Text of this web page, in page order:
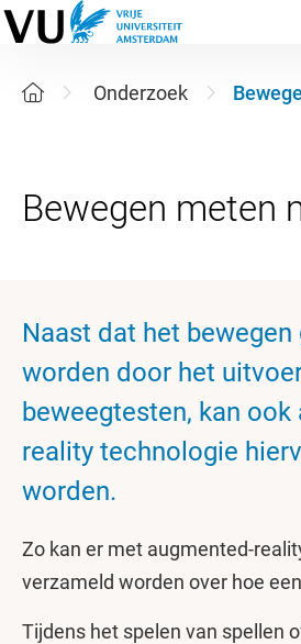
Onderzoek
Naast dat het bewegen
worden door het
beweegtesten, kan
reality technologie
worden.
Zo kan er met augmented-
verzameld worden over hoe
Tijdens het spelen van spellen